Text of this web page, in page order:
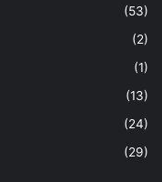
(53)
(2)
(1)
(13)
(24)
(29)